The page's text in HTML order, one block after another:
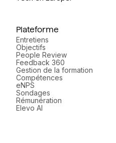
Plateforme
Entretiens
Objectifs
People Review
Feedback 360
Gestion de la formation
Compétences
eNPS
Sondages
Rémunération
Elevo AI